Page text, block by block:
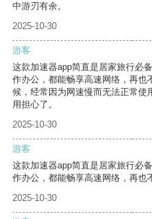
中游刃有余。
2025-10-30
游客
这款加速器app简直是居家旅行必
作办公，都能畅享高速网络，再也
候，经常因为网速慢而无法正常使
用担心了。
2025-10-30
游客
这款加速器app简直是居家旅行必
作办公，都能畅享高速网络，再也
2025-10-30